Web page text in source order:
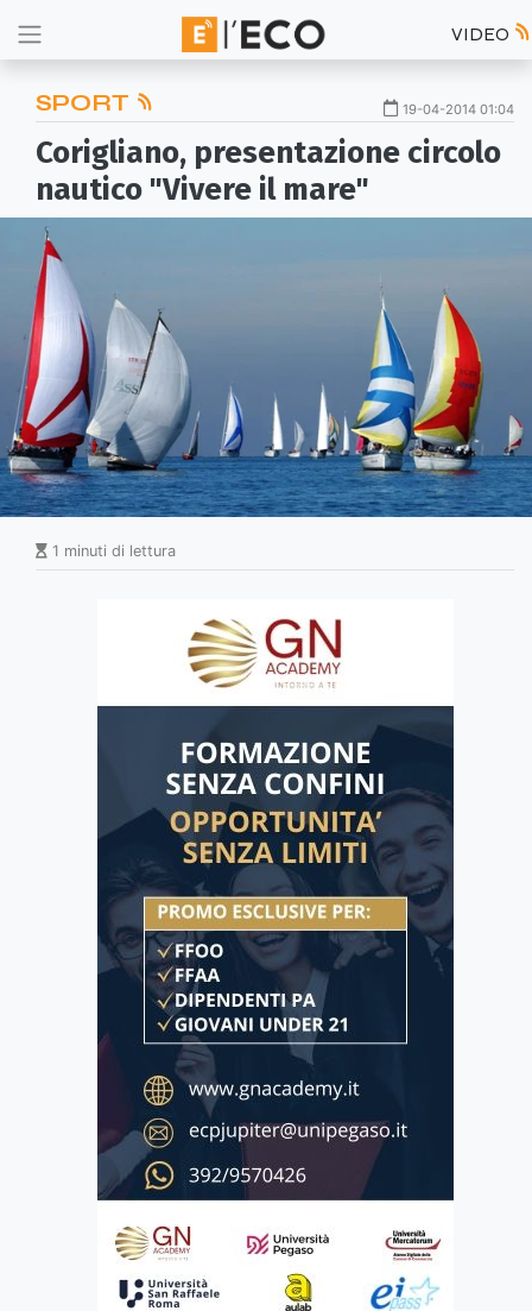
VIDEO
SPORT 19-04-2014 01:04
Corigliano, presentazione circolo
nautico "Vivere il mare"
1 minuti di lettura